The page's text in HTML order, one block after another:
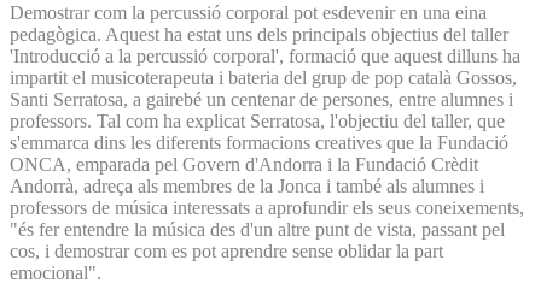
Demostrar com la percussió corporal pot esdevenir en una eina
pedagògica. Aquest ha estat uns dels principals objectius del taller
'Introducció a la percussió corporal', formació que aquest dilluns ha
impartit el musicoterapeuta i bateria del grup de pop català Gossos,
Santi Serratosa, a gairebé un centenar de persones, entre alumnes i
professors. Tal com ha explicat Serratosa, l'objectiu del taller, que
s'emmarca dins les diferents formacions creatives que la Fundació
ONCA, emparada pel Govern d'Andorra i la Fundació Crèdit
Andorrà, adreça als membres de la Jonca i també als alumnes i
professors de música interessats a aprofundir els seus coneixements,
"és fer entendre la música des d'un altre punt de vista, passant pel
cos, i demostrar com es pot aprendre sense oblidar la part
emocional".